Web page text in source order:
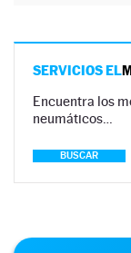
SERVICIOS EL
Encuentra los
neumáticos…
BUSCAR